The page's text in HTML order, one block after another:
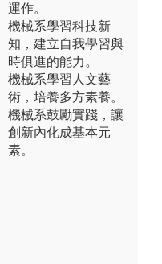
運作。
機械系學習科技新
知，建立自我學習與
時俱進的能力。
機械系學習人文藝
術，培養多方素養。
機械系鼓勵實踐，讓
創新內化成基本元
素。